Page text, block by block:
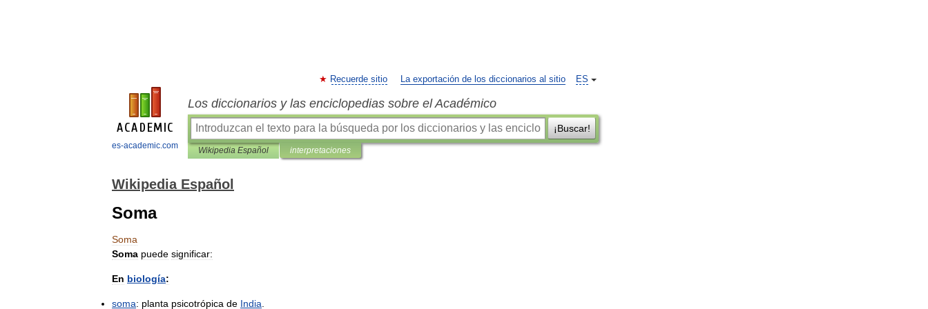
es-academic.com
ES
Recuerde sitio La exportación de los diccionarios al sitio
Los diccionarios y las enciclopedias sobre el Académico
¡Buscar!
Wikipedia Español interpretaciones
Wikipedia Español
Soma
Soma
Soma puede significar:
En biología:
soma: planta psicotrópica de India